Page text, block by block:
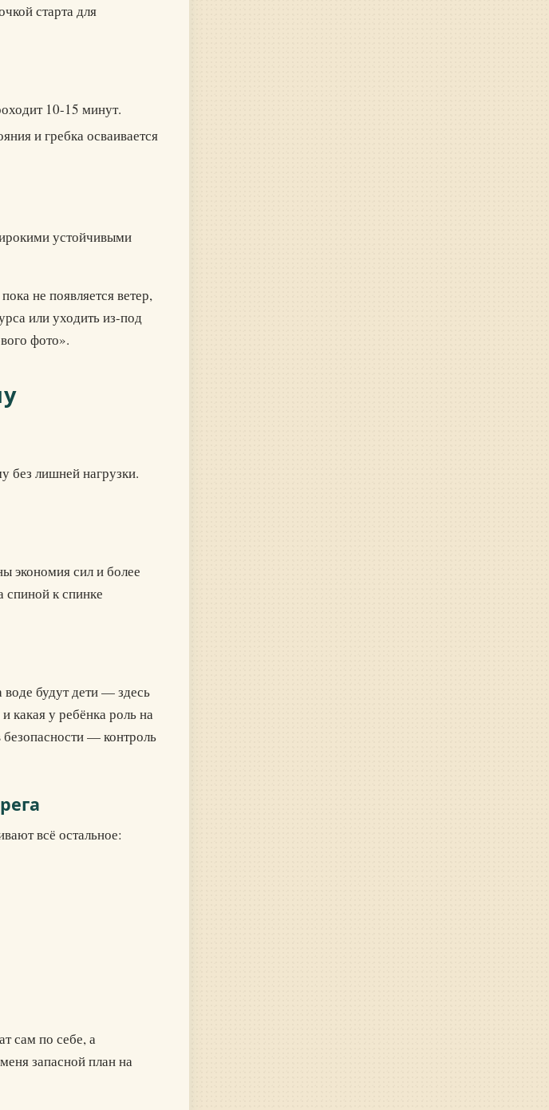
старта для
10-15 минут.
и гребка осваивается
устойчивыми
не появляется ветер,
или уходить из-под
фото».
без лишней нагрузки.
экономия сил и более
спиной к спинке
будут дети — здесь
какая у ребёнка роль на
— контроль
всё остальное:
сам по себе, а
запасной план на